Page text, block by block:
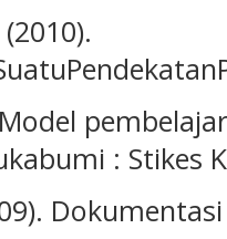
: Stikes